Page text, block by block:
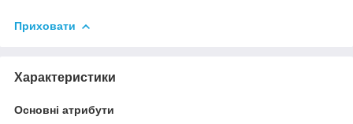
Приховати
Характеристики
Основні атрибути